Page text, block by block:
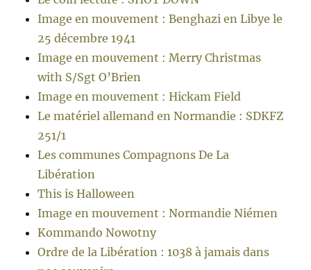
Image en mouvement : Benghazi en Libye le
25 décembre 1941
Image en mouvement : Merry Christmas
with S/Sgt O’Brien
Image en mouvement : Hickam Field
Le matériel allemand en Normandie : SDKFZ
251/1
Les communes Compagnons De La
Libération
This is Halloween
Image en mouvement : Normandie Niémen
Kommando Nowotny
Ordre de la Libération : 1038 à jamais dans